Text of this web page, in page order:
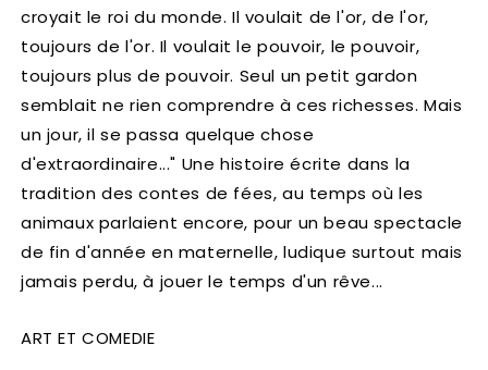
croyait le roi du monde. Il voulait de l'or, de l'or,
toujours de l'or. Il voulait le pouvoir, le pouvoir,
toujours plus de pouvoir. Seul un petit gardon
semblait ne rien comprendre à ces richesses. Mais
un jour, il se passa quelque chose
d'extraordinaire..." Une histoire écrite dans la
tradition des contes de fées, au temps où les
animaux parlaient encore, pour un beau spectacle
de fin d'année en maternelle, ludique surtout mais
jamais perdu, à jouer le temps d'un rêve...
ART ET COMEDIE